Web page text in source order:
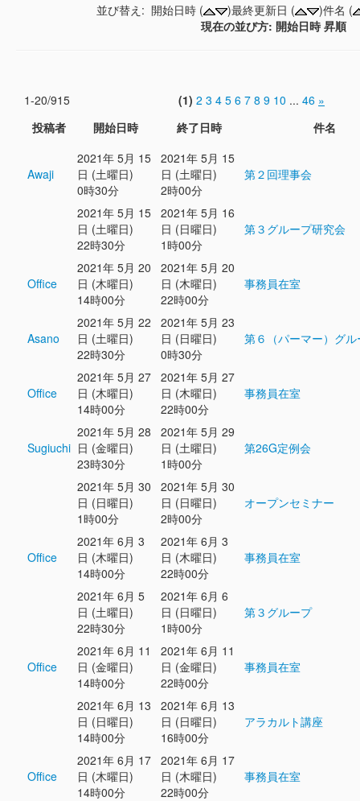
並び替え: 開始日時 ( )最終更新日 (
)件名 (
現在の並び方: 開始日時 昇順
1-20/915 (1) 2 3 4 5 6 7 8 9 10 ... 46 »
投稿者
開始日時 終了日時 件名
Awaji
2021年 5月 15
日 (土曜日)
0時30分
2021年 5月 15
日 (土曜日)
2時00分
第２回理事会
2021年 5月 15
日 (土曜日)
22時30分
2021年 5月 16
日 (日曜日)
1時00分
第３グループ研究会
Office
2021年 5月 20
日 (木曜日)
14時00分
2021年 5月 20
日 (木曜日)
22時00分
事務員在室
Asano
2021年 5月 22
日 (土曜日)
22時30分
2021年 5月 23
日 (日曜日)
0時30分
第６（パーマー）グ
Office
2021年 5月 27
日 (木曜日)
14時00分
2021年 5月 27
日 (木曜日)
22時00分
事務員在室
Sugiuchi
2021年 5月 28
日 (金曜日)
23時30分
2021年 5月 29
日 (土曜日)
1時00分
第26G定例会
2021年 5月 30
日 (日曜日)
1時00分
2021年 5月 30
日 (日曜日)
2時00分
オープンセミナー
Office
2021年 6月 3
日 (木曜日)
14時00分
2021年 6月 3
日 (木曜日)
22時00分
事務員在室
2021年 6月 5
日 (土曜日)
22時30分
2021年 6月 6
日 (日曜日)
1時00分
第３グループ
Office
2021年 6月 11
日 (金曜日)
14時00分
2021年 6月 11
日 (金曜日)
22時00分
事務員在室
2021年 6月 13
日 (日曜日)
14時00分
2021年 6月 13
日 (日曜日)
16時00分
アラカルト講座
Office
2021年 6月 17
日 (木曜日)
14時00分
2021年 6月 17
日 (木曜日)
22時00分
事務員在室